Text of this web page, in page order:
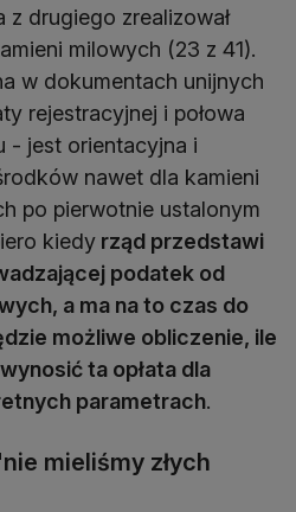
drugiego zrealizował
milowych (23 z 41).
w dokumentach unijnych
rejestracyjnej i połowa
- jest orientacyjna i
nawet dla kamieni
po pierwotnie ustalonym
kiedy rząd przedstawi
podatek od
a ma na to czas do
możliwe obliczenie, ile
ta opłata dla
parametrach.
mieliśmy złych